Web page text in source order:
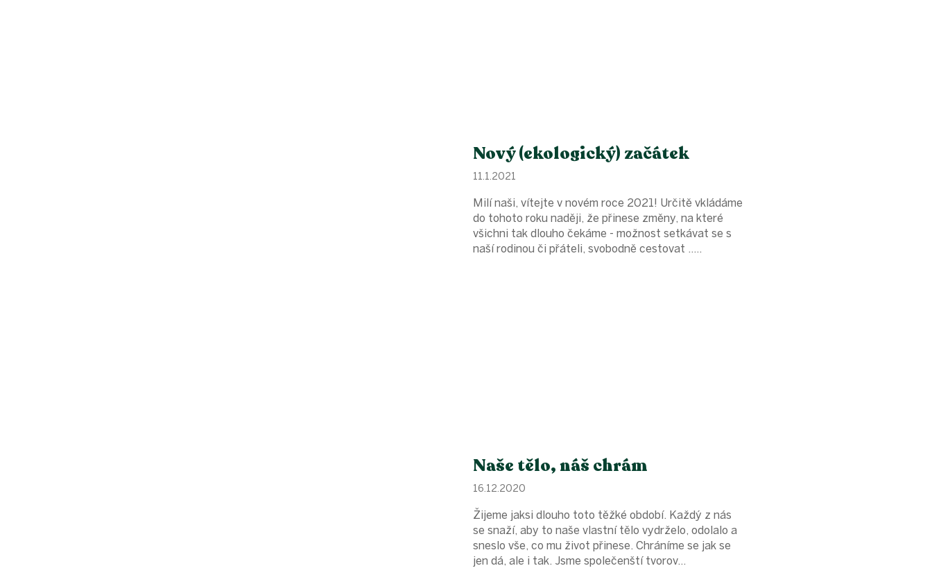
Nový (ekologický) začátek
11.1.2021
Milí naši, vítejte v novém roce 2021! Určitě vkládáme
do tohoto roku naději, že přinese změny, na které
všichni tak dlouho čekáme - možnost setkávat se s
naší rodinou či přáteli, svobodně cestovat .....
Naše tělo, náš chrám
16.12.2020
Žijeme jaksi dlouho toto těžké období. Každý z nás
se snaží, aby to naše vlastní tělo vydrželo, odolalo a
sneslo vše, co mu život přinese. Chráníme se jak se
jen dá, ale i tak. Jsme společenští tvorov...